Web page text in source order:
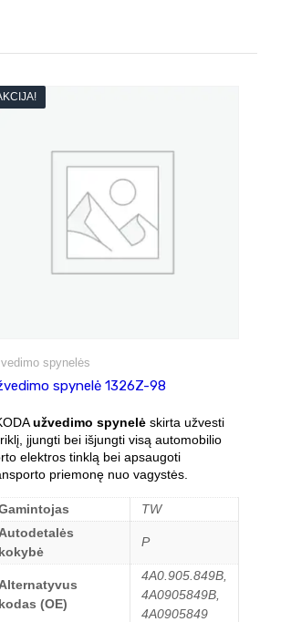
spynelės
spynelė 1326Z-98
užvedimo spynelėskirta užvesti
įjungti bei išjungti visą automobilio
elektros tinklą bei apsaugoti
priemonę nuo vagystės.
TW
Autodetalės
kokybė
P
Alternatyvus
kodas (OE)
4A0.905.849B,
4A0905849B,
4A0905849